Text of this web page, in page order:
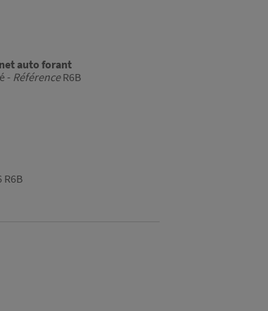
auto forant
-RéférenceR6B
R6B